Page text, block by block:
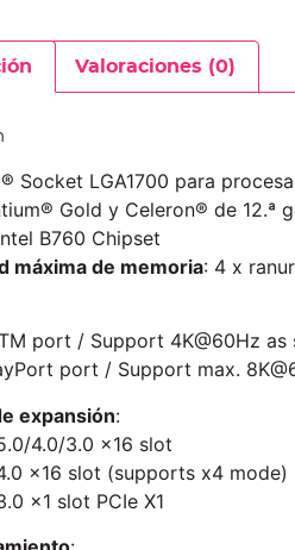
Valoraciones (0)
Socket LGA1700 para
Gold y Celeron® de 12.ª
B760 Chipset
máxima de memoria: 4 x
port / Support 4K@60Hz as
port / Support max.
expansión:
4.0/3.0 x16 slot
x16 slot (supports x4 mode)
x1 slot PCIe X1